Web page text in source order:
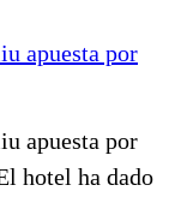
apuesta por
apuesta por
hotel ha dado